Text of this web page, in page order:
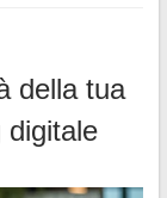
della tua
digitale